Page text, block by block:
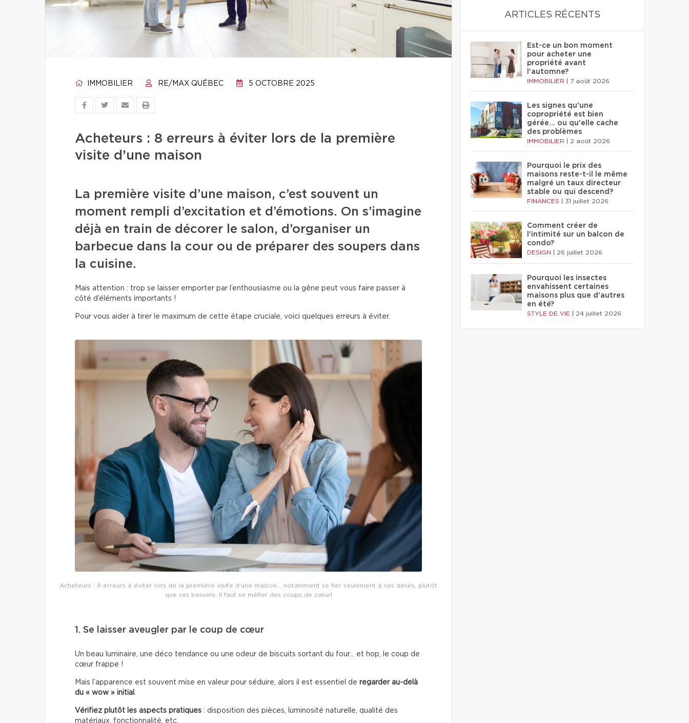
IMMOBILIER RE/MAX QUÉBEC 5 OCTOBRE 2025
Acheteurs : 8 erreurs à éviter lors de la première
visite d’une maison
La première visite d’une maison, c’est souvent un
moment rempli d’excitation et d’émotions. On s’imagine
déjà en train de décorer le salon, d’organiser un
barbecue dans la cour ou de préparer des soupers dans
la cuisine.
Mais attention : trop se laisser emporter par l’enthousiasme ou la gêne peut vous faire passer à
côté d’éléments importants !
Pour vous aider à tirer le maximum de cette étape cruciale, voici quelques erreurs à éviter.
Acheteurs : 8 erreurs à éviter lors de la première visite d’une maison… notamment se fier seulement à ses désirs, plutôt
que ses besoins. Il faut se méfier des coups de cœur!
1. Se laisser aveugler par le coup de cœur
Un beau luminaire, une déco tendance ou une odeur de biscuits sortant du four… et hop, le coup de
cœur frappe !
Mais l’apparence est souvent mise en valeur pour séduire, alors il est essentiel de regarder au-delà
du « wow » initial
Vérifiez plutôt les aspects pratiques : disposition des pièces, luminosité naturelle, qualité des
matériaux, fonctionnalité, etc.
ARTICLES RÉCENTS
Est-ce un bon moment
pour acheter une
propriété avant
l'automne?
IMMOBILIER 7 août 2026
Les signes qu'une
copropriété est bien
gérée… ou qu'elle cache
des problèmes
IMMOBILIER 2 août 2026
Pourquoi le prix des
maisons reste-t-il le même
malgré un taux directeur
stable ou qui descend?
FINANCES 31 juillet 2026
Comment créer de
l'intimité sur un balcon de
condo?
DESIGN 26 juillet 2026
Pourquoi les insectes
envahissent certaines
maisons plus que d'autres
en été?
STYLE DE VIE 24 juillet 2026